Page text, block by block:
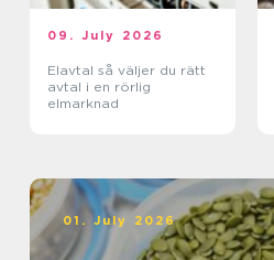
09. July 2026
Elavtal så väljer du rätt
avtal i en rörlig
elmarknad
01. July 2026